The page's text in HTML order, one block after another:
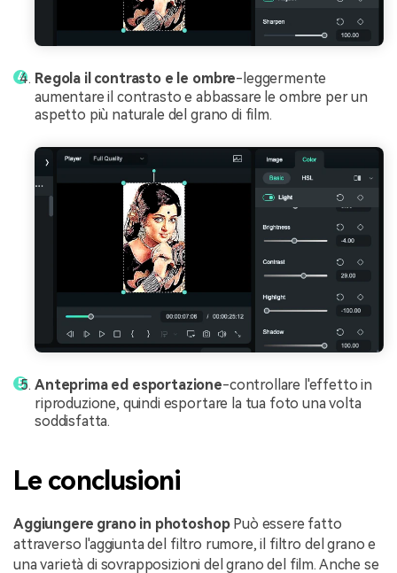
Regola il contrasto e le ombre-leggermente
aumentare il contrasto e abbassare le ombre per un
aspetto più naturale del grano di film.
Anteprima ed esportazione-controllare l'effetto in
riproduzione, quindi esportare la tua foto una volta
soddisfatta.
Le conclusioni
Aggiungere grano in photoshop Può essere fatto
attraverso l'aggiunta del filtro rumore, il filtro del grano e
una varietà di sovrapposizioni del grano del film. Anche se